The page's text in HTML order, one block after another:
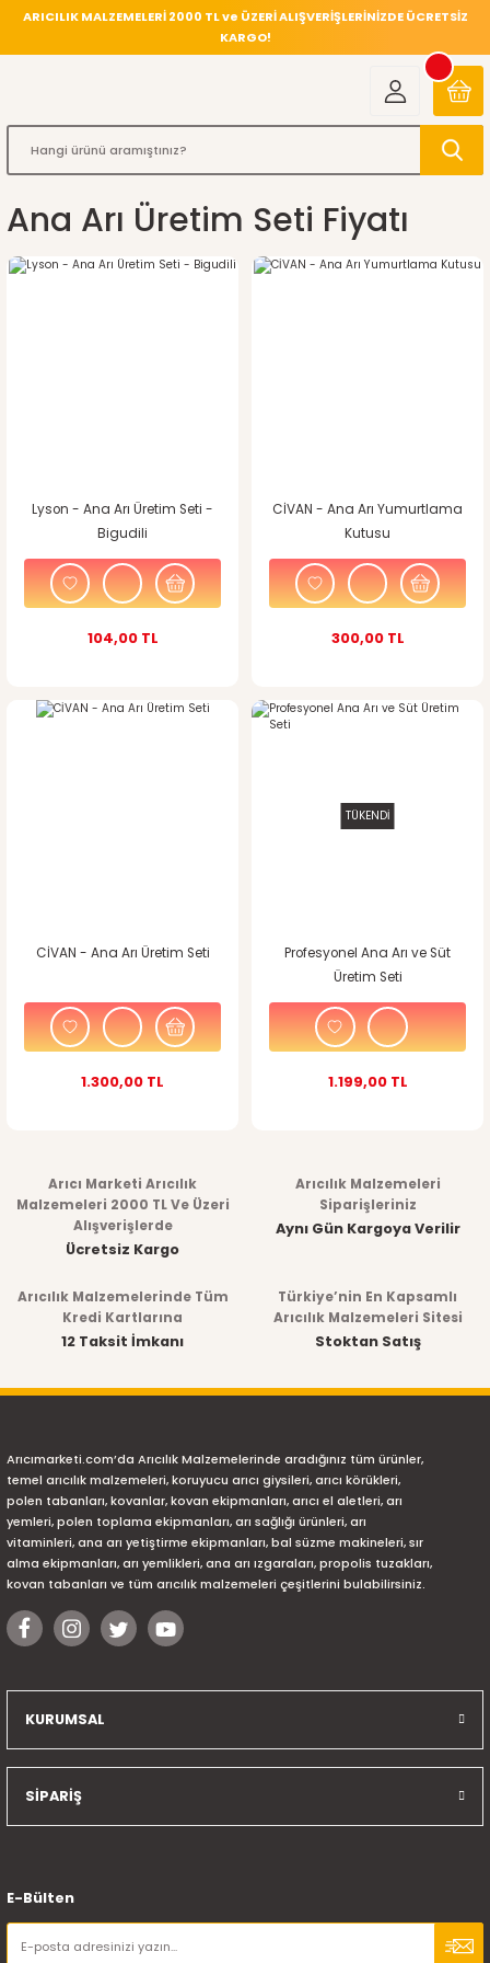
ARICILIK MALZEMELERİ 2000 TL ve ÜZERİ ALIŞVERİŞLERİNİZDE ÜCRETSİZ
KARGO!
Ana Arı Üretim Seti Fiyatı
Lyson - Ana Arı Üretim Seti -
Bigudili
104,00 TL
CİVAN - Ana Arı Yumurtlama
Kutusu
300,00 TL
CİVAN - Ana Arı Üretim Seti
1.300,00 TL
TÜKENDİ
Profesyonel Ana Arı ve Süt
Üretim Seti
1.199,00 TL
Arıcı Marketi Arıcılık
Malzemeleri 2000 TL Ve Üzeri
Alışverişlerde
Ücretsiz Kargo
Arıcılık Malzemeleri
Siparişleriniz
Aynı Gün Kargoya Verilir
Arıcılık Malzemelerinde Tüm
Kredi Kartlarına
12 Taksit İmkanı
Türkiye’nin En Kapsamlı
Arıcılık Malzemeleri Sitesi
Stoktan Satış
Arıcımarketi.com’da Arıcılık Malzemelerinde aradığınız tüm ürünler,
temel arıcılık malzemeleri, koruyucu arıcı giysileri, arıcı körükleri,
polen tabanları, kovanlar, kovan ekipmanları, arıcı el aletleri, arı
yemleri, polen toplama ekipmanları, arı sağlığı ürünleri, arı
vitaminleri, ana arı yetiştirme ekipmanları, bal süzme makineleri, sır
alma ekipmanları, arı yemlikleri, ana arı ızgaraları, propolis tuzakları,
kovan tabanları ve tüm arıcılık malzemeleri çeşitlerini bulabilirsiniz.
KURUMSAL
SİPARİŞ
E-Bülten